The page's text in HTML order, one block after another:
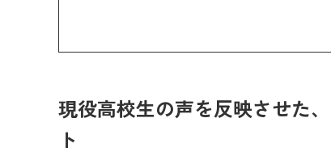
現役高校生の声を反映させた
ト